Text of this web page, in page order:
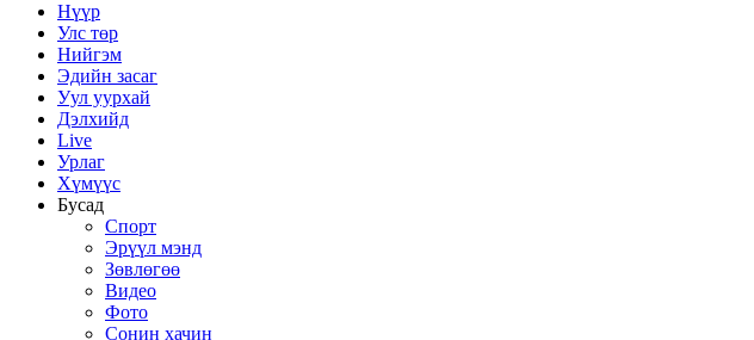
Нүүр
Улс төр
Нийгэм
Эдийн засаг
Уул уурхай
Дэлхийд
Live
Урлаг
Хүмүүс
Бусад
Спорт
Эрүүл мэнд
Зөвлөгөө
Видео
Фото
Сонин хачин